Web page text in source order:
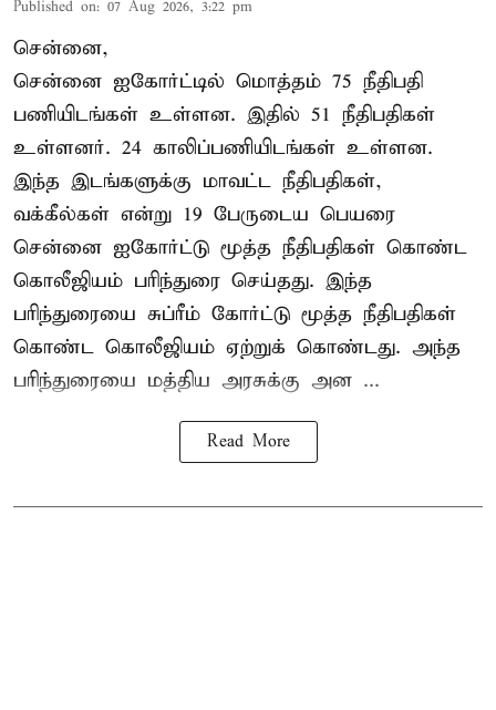
Published on: 07 Aug 2026, 3:22 pm
சென்னை,
சென்னை ஐகோர்ட்டில் மொத்தம் 75 நீதிபதி
பணியிடங்கள் உள்ளன. இதில் 51 நீதிபதிகள்
உள்ளனர். 24 காலிப்பணியிடங்கள் உள்ளன.
இந்த இடங்களுக்கு மாவட்ட நீதிபதிகள்,
வக்கீல்கள் என்று 19 பேருடைய பெயரை
சென்னை ஐகோர்ட்டு மூத்த நீதிபதிகள் கொண்ட
கொலீஜியம் பரிந்துரை செய்தது. இந்த
பரிந்துரையை சுப்ரீம் கோர்ட்டு மூத்த நீதிபதிகள்
கொண்ட கொலீஜியம் ஏற்றுக் கொண்டது. அந்த
பரிந்துரையை மத்திய அரசுக்கு அன ...
Read More